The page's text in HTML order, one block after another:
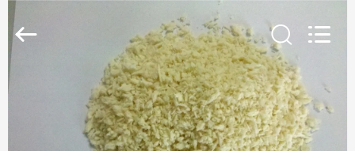
THUIS
PRODUCTEN
FOODS
TRADING
CO.,LTD..
Rights